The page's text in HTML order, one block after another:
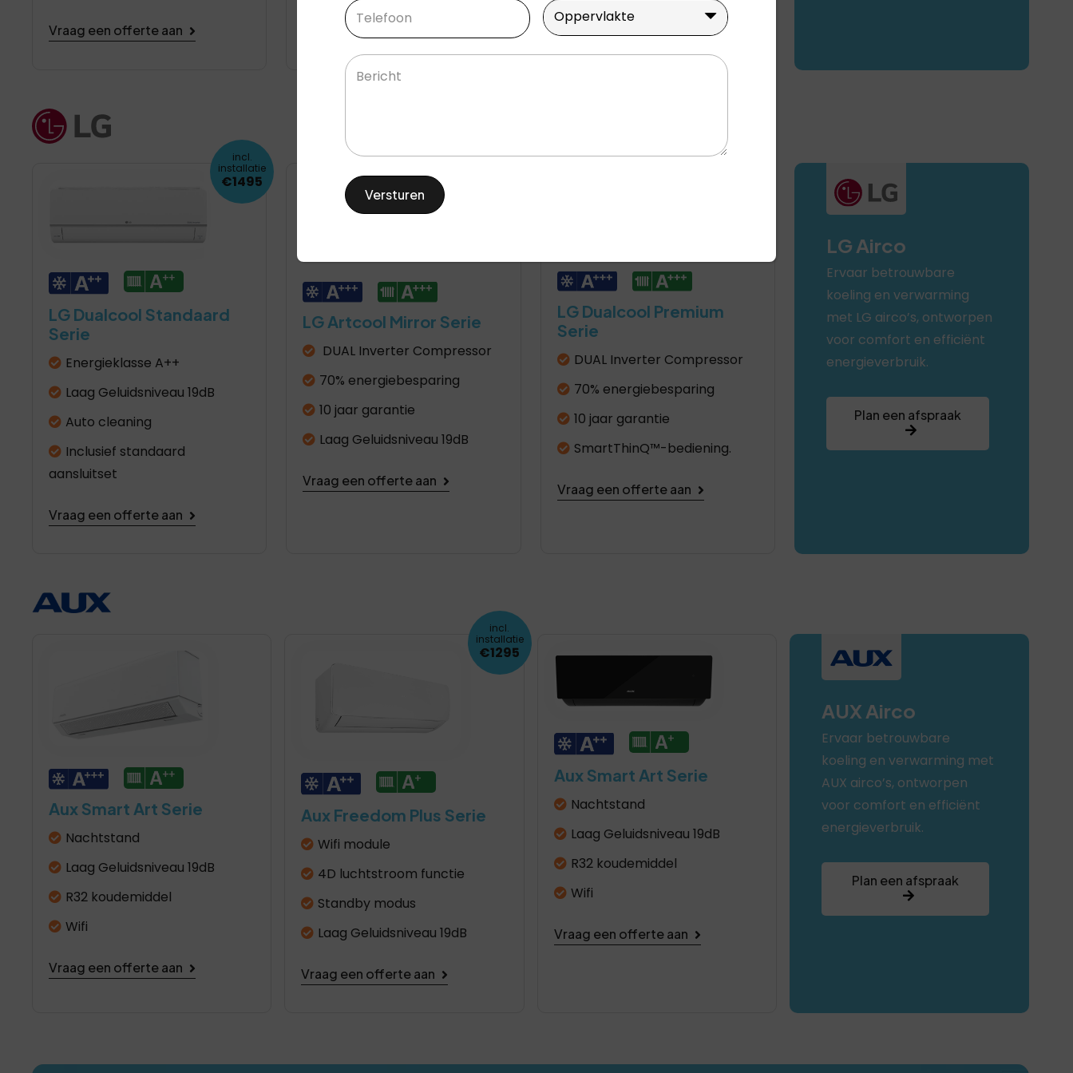
Vraag een offerte aan
Vraag een offerte aan
Vraag een offerte aan
LG Dualcool Standaard
Serie
Energieklasse A++
Laag Geluidsniveau 19dB
Auto cleaning
Inclusief standaard
aansluitset
Vraag een offerte aan
incl.
installatie
€1495
LG Artcool Mirror Serie
DUAL Inverter Compressor
70% energiebesparing
10 jaar garantie
Laag Geluidsniveau 19dB
Vraag een offerte aan
LG Dualcool Premium
Serie
DUAL Inverter Compressor
70% energiebesparing
10 jaar garantie
SmartThinQ™-bediening.
Vraag een offerte aan
LG Airco
Ervaar betrouwbare
koeling en verwarming
met LG airco’s, ontworpen
voor comfort en efficiënt
energieverbruik.
Plan een afspraak
Aux Smart Art Serie
Nachtstand
Laag Geluidsniveau 19dB
R32 koudemiddel
Wifi
Vraag een offerte aan
Aux Freedom Plus Serie
Wifi module
4D luchtstroom functie
Standby modus
Laag Geluidsniveau 19dB
Vraag een offerte aan
incl.
installatie
€1295
Aux Smart Art Serie
Nachtstand
Laag Geluidsniveau 19dB
R32 koudemiddel
Wifi
Vraag een offerte aan
AUX Airco
Ervaar betrouwbare
koeling en verwarming met
AUX airco’s, ontworpen
voor comfort en efficiënt
energieverbruik.
Plan een afspraak
Telefoon Oppervlakte
Oppervlakte
Bericht